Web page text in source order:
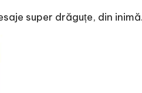
super drăguțe, din